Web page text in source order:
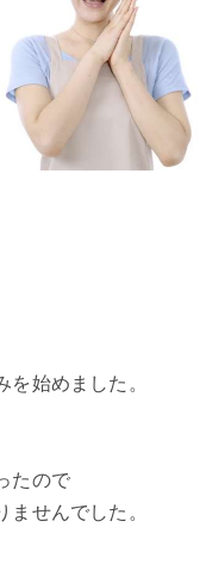
始めました。
たので
せんでした。